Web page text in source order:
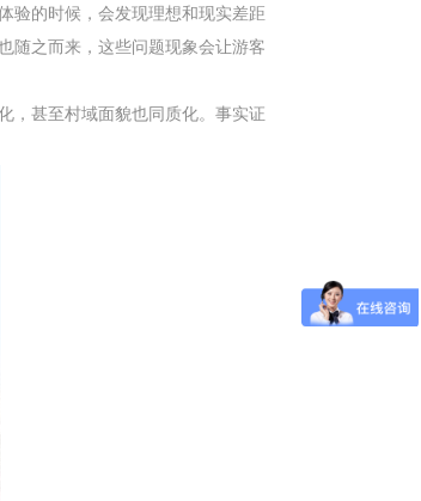
验的时候，会发现理想和现实差距
随之而来，这些问题现象会让游客
，甚至村域面貌也同质化。事实证